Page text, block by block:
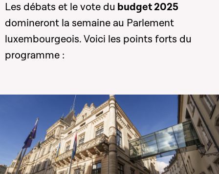
Les débats et le vote du budget 2025
domineront la semaine au Parlement
luxembourgeois. Voici les points forts du
programme :